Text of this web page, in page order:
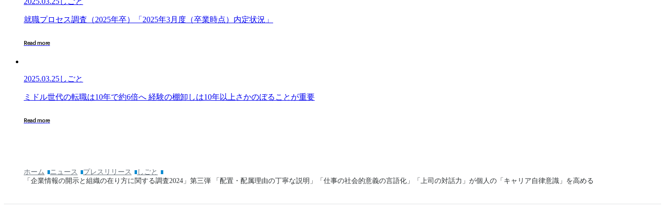
調
査
（2026
卒）
3
18
点
就
プ
調
（2025
卒）
度
（卒
時
就職プロ セス調査 （2025年卒） 「 2025年3月 度 （卒業時点） 内定状況 」
Read more
2025.03.25しごと
ミ
ル
職
は
ミ ド ル世代の転職は10年で約6倍へ 経験の棚卸 しは10年以 上 さかのぼる こ と が重要
Read more
ホーム ニュース プレスリリース
しごと
「企業情報の開示と組織の在り方に関する調査2024」第三弾 「配置・配属理由の丁寧な説明」「仕事の社会的意義の言語化」「上司の対話力」が個人の「キャリア自律意識」を高める